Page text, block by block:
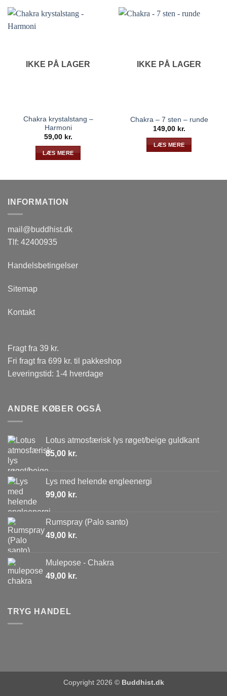
IKKE PÅ LAGER
Chakra krystalstang –
Harmoni
59,00 kr.
LÆS MERE
IKKE PÅ LAGER
Chakra – 7 sten – runde
149,00 kr.
LÆS MERE
INFORMATION
mail@buddhist.dk
Tlf: 42400935
Handelsbetingelser
Sitemap
Kontakt
Fragt fra 39 kr.
Fri fragt fra 699 kr. til pakkeshop
Leveringstid: 1-4 hverdage
ANDRE KØBER OGSÅ
Lotus atmosfærisk lys røget/beige guldkant
85,00 kr.
Lys med helende engleenergi
99,00 kr.
Rumspray (Palo santo)
49,00 kr.
Mulepose - Chakra
49,00 kr.
TRYG HANDEL
Copyright 2026 © Buddhist.dk